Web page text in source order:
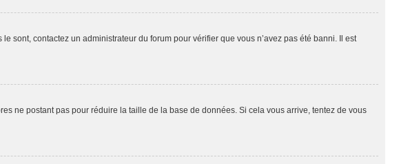
sont, contactez un administrateur du forum pour vérifier que vous n’avez pas été banni. Il est
ne postant pas pour réduire la taille de la base de données. Si cela vous arrive, tentez de vous